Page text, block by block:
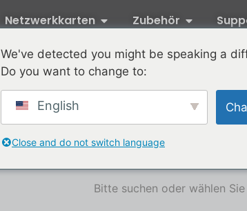
Netzwerkkarten Zubehör
Bitte suchen oder wählen
We've detected you might be speaking a
Do you want to change to:
English
Close and do not switch language